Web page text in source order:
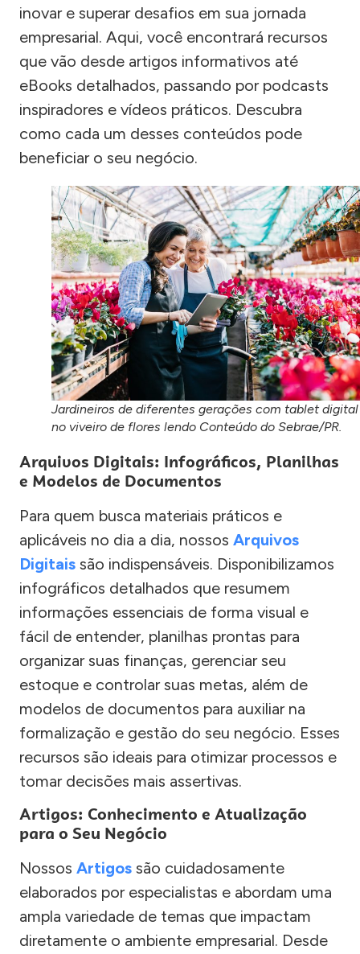
inovar e superar desafios em sua jornada
empresarial. Aqui, você encontrará recursos
que vão desde artigos informativos até
eBooks detalhados, passando por podcasts
inspiradores e vídeos práticos. Descubra
como cada um desses conteúdos pode
beneficiar o seu negócio.
Jardineiros de diferentes gerações com tablet digital
no viveiro de flores lendo Conteúdo do Sebrae/PR.
Arquivos Digitais: Infográficos, Planilhas
e Modelos de Documentos
Para quem busca materiais práticos e
aplicáveis no dia a dia, nossos Arquivos
Digitais são indispensáveis. Disponibilizamos
infográficos detalhados que resumem
informações essenciais de forma visual e
fácil de entender, planilhas prontas para
organizar suas finanças, gerenciar seu
estoque e controlar suas metas, além de
modelos de documentos para auxiliar na
formalização e gestão do seu negócio. Esses
recursos são ideais para otimizar processos e
tomar decisões mais assertivas.
Artigos: Conhecimento e Atualização
para o Seu Negócio
Nossos Artigos são cuidadosamente
elaborados por especialistas e abordam uma
ampla variedade de temas que impactam
diretamente o ambiente empresarial. Desde